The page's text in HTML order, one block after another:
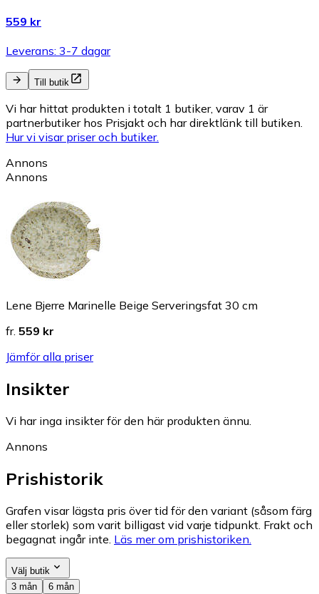
559 kr
Leverans: 3-7 dagar
Till butik
Vi har hittat produkten i totalt 1 butiker, varav 1 är
partnerbutiker hos Prisjakt och har direktlänk till butiken.
Hur vi visar priser och butiker.
Annons
Annons
Lene Bjerre Marinelle Beige Serveringsfat 30 cm
fr. 559 kr
Jämför alla priser
Insikter
Vi har inga insikter för den här produkten ännu.
Annons
Prishistorik
Grafen visar lägsta pris över tid för den variant (såsom färg
eller storlek) som varit billigast vid varje tidpunkt. Frakt och
begagnat ingår inte. Läs mer om prishistoriken.
Välj butik
3 mån
6 mån